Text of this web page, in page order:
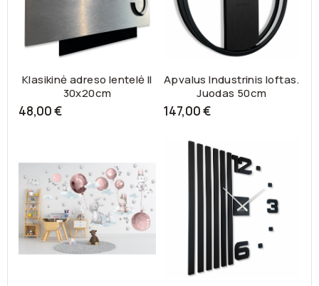
Klasikinė adreso lentelė II
30x20cm
48,00 €
Apvalus Industrinis loftas.
Juodas 50cm
147,00 €